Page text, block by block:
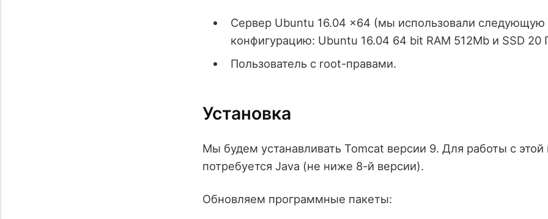
Сервер Ubuntu 16.04 x64 (мы использовали следующую
конфигурацию: Ubuntu 16.04 64 bit RAM 512Mb и SSD 20
Пользователь с root-правами.
Установка
Мы будем устанавливать Tomcat версии 9. Для работы с
потребуется Java (не ниже 8-й версии).
Обновляем программные пакеты: